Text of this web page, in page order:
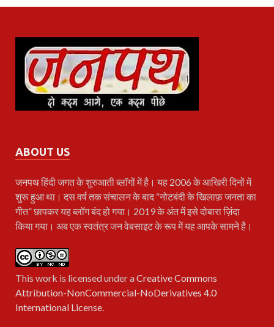
ABOUT US
जनपथहिंदी जगत के शुरुआती ब्लॉगों में है। यह 2006 के आखिरी दिनों में
शुरू हुआ था। दस वर्ष तक संचालन के बाद “नोटबंदी के खिलाफ़ जनता का
गीत” छापकर यह ब्लॉग बंद हो गया। 2019 के अंत में इसे दोबारा ज़िंदा
किया गया। अब एक स्वतंत्र जन वेबसाइट के रूप में यह आपके सामने है।
This work is licensed under aCreative Commons
Attribution-NonCommercial-NoDerivatives 4.0
International License